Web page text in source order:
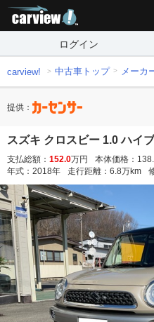
ログイン
carview! 中古車トップ メーカ
提供：
スズキ クロスビー 1.0 ハイ
支払総額： 152.0万円 本体価格：
年式： 2018年 走行距離： 6.8万km